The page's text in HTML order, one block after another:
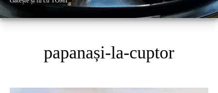
papanași-la-cuptor